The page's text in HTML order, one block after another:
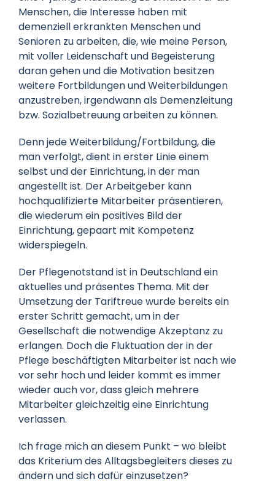
Menschen, die Interesse haben mit
demenziell erkrankten Menschen und
Senioren zu arbeiten, die, wie meine Person,
mit voller Leidenschaft und Begeisterung
daran gehen und die Motivation besitzen
weitere Fortbildungen und Weiterbildungen
anzustreben, irgendwann als Demenzleitung
bzw. Sozialbetreuung arbeiten zu können.
Denn jede Weiterbildung/Fortbildung, die
man verfolgt, dient in erster Linie einem
selbst und der Einrichtung, in der man
angestellt ist. Der Arbeitgeber kann
hochqualifizierte Mitarbeiter präsentieren,
die wiederum ein positives Bild der
Einrichtung, gepaart mit Kompetenz
widerspiegeln.
Der Pflegenotstand ist in Deutschland ein
aktuelles und präsentes Thema. Mit der
Umsetzung der Tariftreue wurde bereits ein
erster Schritt gemacht, um in der
Gesellschaft die notwendige Akzeptanz zu
erlangen. Doch die Fluktuation der in der
Pflege beschäftigten Mitarbeiter ist nach wie
vor sehr hoch und leider kommt es immer
wieder auch vor, dass gleich mehrere
Mitarbeiter gleichzeitig eine Einrichtung
verlassen.
Ich frage mich an diesem Punkt – wo bleibt
das Kriterium des Alltagsbegleiters dieses zu
ändern und sich dafür einzusetzen?